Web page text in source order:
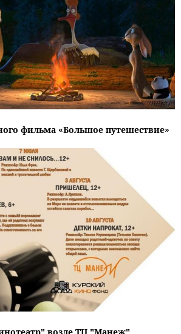
фильма «Большое путешествие»